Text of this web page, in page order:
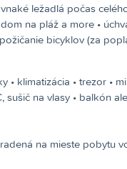
ležadlá počas
na pláž a more •
bicyklov (za
klimatizácia • trezor •
sušič na vlasy • balkón
na mieste pobytu